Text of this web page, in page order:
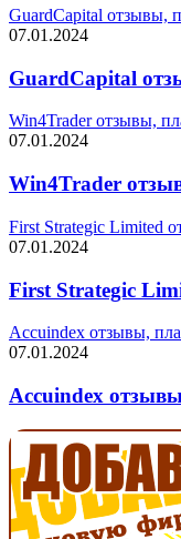
GuardCapital отзывы,
07.01.2024
GuardCapital
Win4Trader отзывы,
07.01.2024
Win4Trader
First Strategic Limited
07.01.2024
First Strategic
Accuindex отзывы,
07.01.2024
Accuindex